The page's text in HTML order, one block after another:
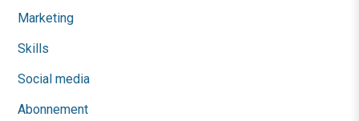
Marketing
Skills
Social media
Abonnement